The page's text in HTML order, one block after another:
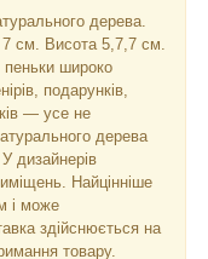
дерева.
см. Висота 5,7,7 см.
пеньки широко
подарунків,
— усе не
дерева
дизайнерів
Найцінніше
і може
здійснюється на
товару.